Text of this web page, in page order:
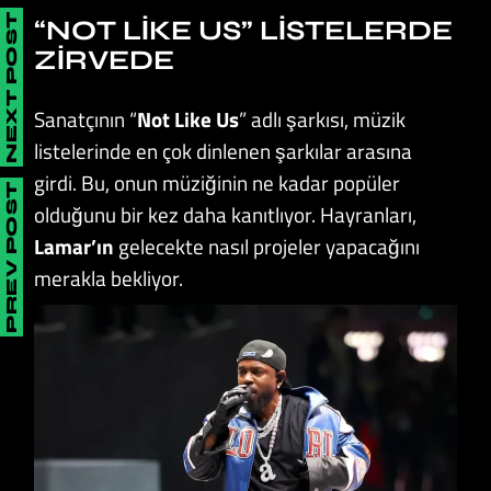
“NOT LIKE US” LISTELERDE
ZIRVEDE
Sanatçının “Not Like Us” adlı şarkısı, müzik
listelerinde en çok dinlenen şarkılar arasına
girdi. Bu, onun müziğinin ne kadar popüler
olduğunu bir kez daha kanıtlıyor. Hayranları,
Lamar’ın gelecekte nasıl projeler yapacağını
merakla bekliyor.
PREV POST
NEXT POST